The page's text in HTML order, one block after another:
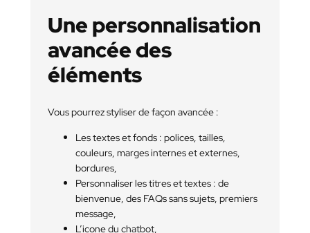
Une personnalisation
avancée des
éléments
Vous pourrez styliser de façon avancée :
Les textes et fonds : polices, tailles,
couleurs, marges internes et externes,
bordures,
Personnaliser les titres et textes : de
bienvenue, des FAQs sans sujets, premiers
message,
L’icone du chatbot,